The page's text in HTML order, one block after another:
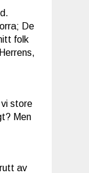
De
folk
store
Men
av